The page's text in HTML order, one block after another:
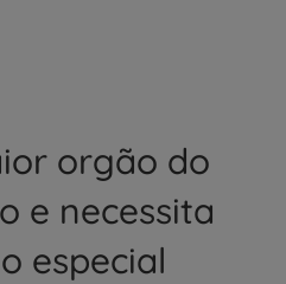
orgão do
e necessita
especial